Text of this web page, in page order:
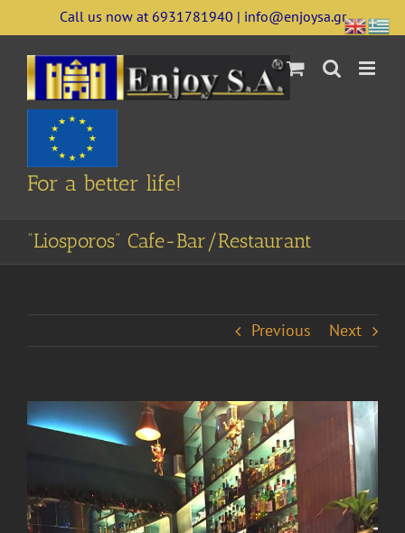
to
content
Call us now at 6931781940 | info@enjoysa.gr
For a better life!
“Liosporos” Cafe-Bar/Restaurant
Previous Next
View
Larger